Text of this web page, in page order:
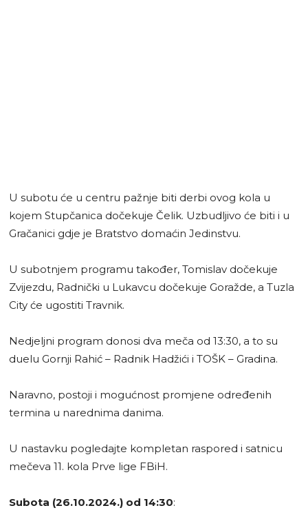
U subotu će u centru pažnje biti derbi ovog kola u
kojem Stupčanica dočekuje Čelik. Uzbudljivo će biti i u
Gračanici gdje je Bratstvo domaćin Jedinstvu.
U subotnjem programu također, Tomislav dočekuje
Zvijezdu, Radnički u Lukavcu dočekuje Goražde, a Tuzla
City će ugostiti Travnik.
Nedjeljni program donosi dva meča od 13:30, a to su
duelu Gornji Rahić – Radnik Hadžići i TOŠK – Gradina.
Naravno, postoji i mogućnost promjene određenih
termina u narednima danima.
U nastavku pogledajte kompletan raspored i satnicu
mečeva 11. kola Prve lige FBiH.
Subota (26.10.2024.) od 14:30: